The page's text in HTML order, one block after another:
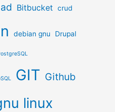
Bitbucket crud
debian gnu Drupal
GIT Github
linux